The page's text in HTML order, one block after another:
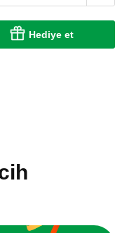
Hediye et